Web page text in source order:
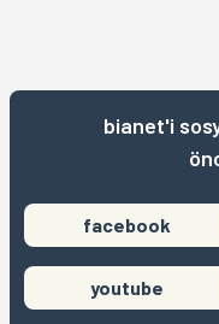
bianet'i
facebook
youtube